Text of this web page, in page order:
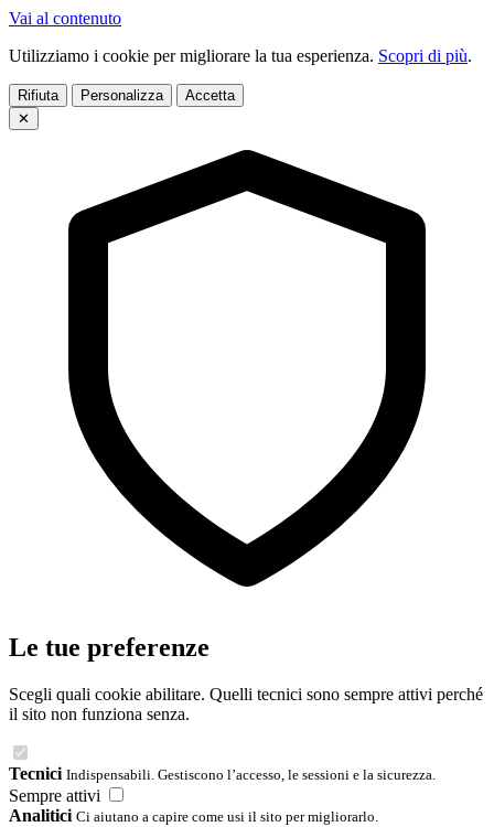
Vai al contenuto
Utilizziamo i cookie per migliorare la tua esperienza. Scopri di più.
Rifiuta Personalizza
Accetta
✕
Le tue preferenze
Scegli quali cookie abilitare. Quelli tecnici sono sempre attivi perché
il sito non funziona senza.
Tecnici Indispensabili. Gestiscono l’accesso, le sessioni e la sicurezza.
Sempre attivi
Analitici Ci aiutano a capire come usi il sito per migliorarlo.